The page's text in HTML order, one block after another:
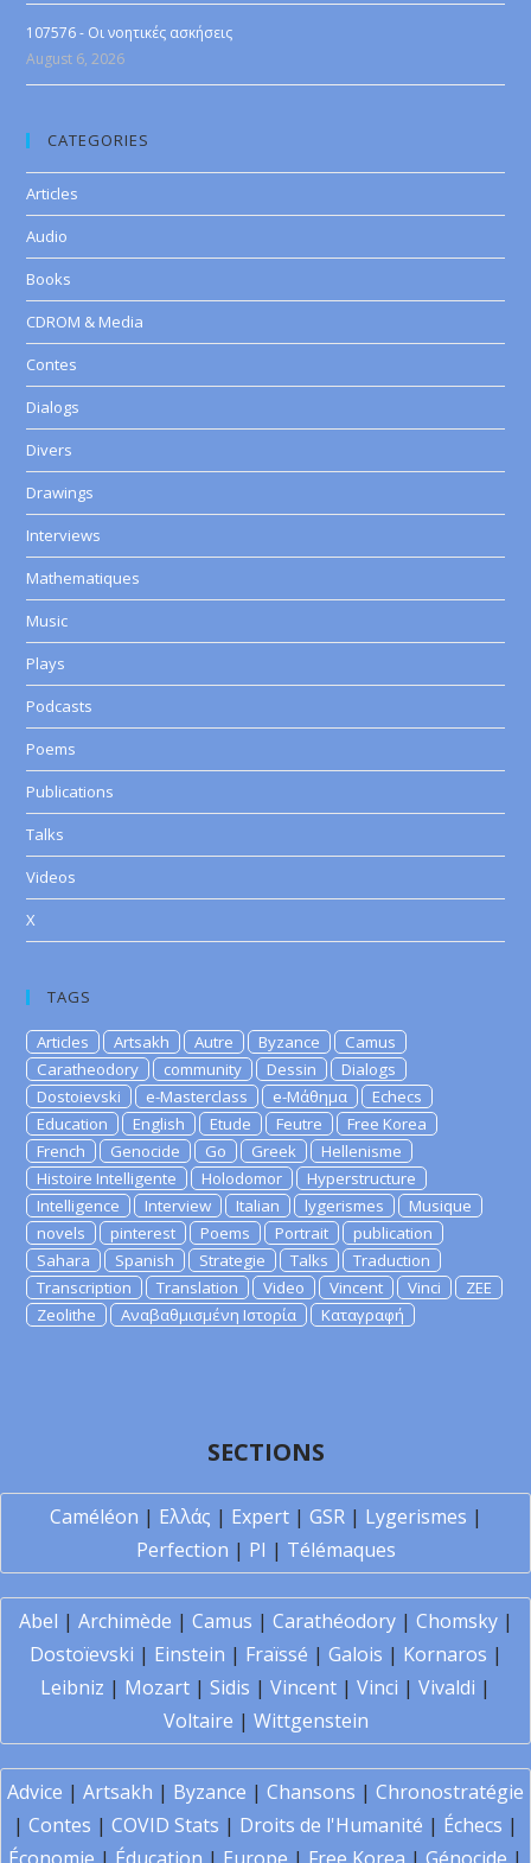
107576 - Οι νοητικές ασκήσεις
August 6, 2026
CATEGORIES
Articles
Audio
Books
CDROM & Media
Contes
Dialogs
Divers
Drawings
Interviews
Mathematiques
Music
Plays
Podcasts
Poems
Publications
Talks
Videos
X
TAGS
Articles Artsakh Autre Byzance
Camus
Caratheodory
community Dessin
Dialogs
Dostoievski
e-Masterclass e-Μάθημα
Echecs
Education
English Etude Feutre
Free Korea
French
Genocide Go Greek
Hellenisme
Histoire Intelligente
Holodomor
Hyperstructure
Intelligence
Interview Italian lygerismes
Musique
novels
pinterest Poems Portrait
publication
Sahara
Spanish Strategie Talks
Traduction
Transcription
Translation Video Vincent Vinci
ZEE
Zeolithe
Αναβαθμισμένη Ιστορία Καταγραφή
SECTIONS
Caméléon | Ελλάς | Expert| GSR| Lygerismes |
Perfection | PI | Télémaques
Abel | Archimède | Camus | Carathéodory| Chomsky|
Dostoïevski | Einstein | Fraïssé | Galois | Kornaros |
Leibniz | Mozart | Sidis | Vincent | Vinci | Vivaldi |
Voltaire | Wittgenstein
Advice | Artsakh | Byzance | Chansons | Chronostratégie
| Contes | COVID Stats | Droits de l'Humanité | Échecs |